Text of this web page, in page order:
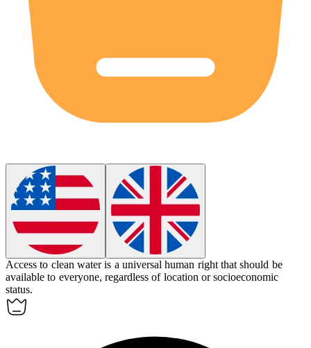
Access to clean water is a universal human right that should be
available to everyone, regardless of location or socioeconomic
status.